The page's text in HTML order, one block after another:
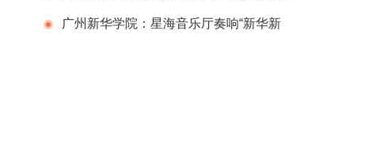
作 广州新华学院：星海音乐厅奏响“新华新